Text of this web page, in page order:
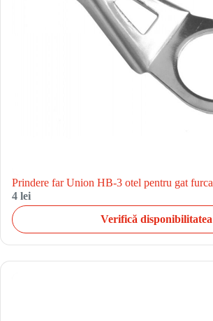
Prindere far Union HB-3 otel pentru gat furca
4 lei
Verifică disponibilitatea